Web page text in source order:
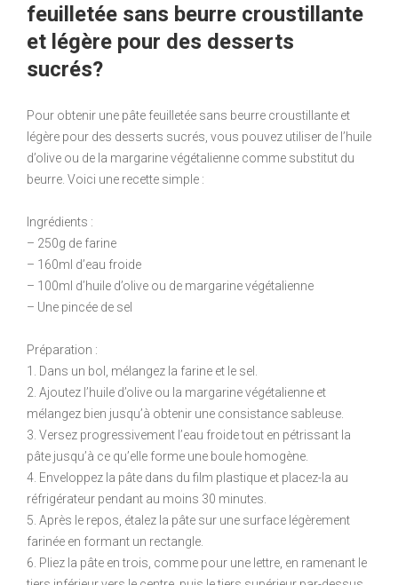
feuilletée sans beurre croustillante
et légère pour des desserts
sucrés?
Pour obtenir une pâte feuilletée sans beurre croustillante et
légère pour des desserts sucrés, vous pouvez utiliser de l’huile
d’olive ou de la margarine végétalienne comme substitut du
beurre. Voici une recette simple :
Ingrédients :
– 250g de farine
– 160ml d’eau froide
– 100ml d’huile d’olive ou de margarine végétalienne
– Une pincée de sel
Préparation :
1. Dans un bol, mélangez la farine et le sel.
2. Ajoutez l’huile d’olive ou la margarine végétalienne et
mélangez bien jusqu’à obtenir une consistance sableuse.
3. Versez progressivement l’eau froide tout en pétrissant la
pâte jusqu’à ce qu’elle forme une boule homogène.
4. Enveloppez la pâte dans du film plastique et placez-la au
réfrigérateur pendant au moins 30 minutes.
5. Après le repos, étalez la pâte sur une surface légèrement
farinée en formant un rectangle.
6. Pliez la pâte en trois, comme pour une lettre, en ramenant le